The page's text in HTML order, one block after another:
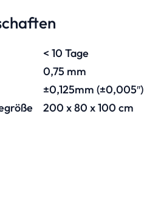
< 10 Tage
0,75 mm
±0,125mm (±0,005″)
200 x 80 x 100 cm